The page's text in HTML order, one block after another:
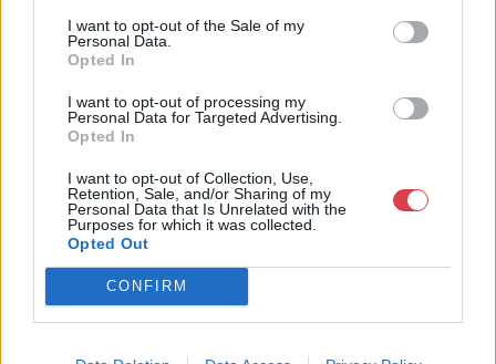
I want to opt-out of the Sale of my
Personal Data.
Opted In
I want to opt-out of processing my
Personal Data for Targeted Advertising.
Opted In
I want to opt-out of Collection, Use,
Retention, Sale, and/or Sharing of my
Personal Data that Is Unrelated with the
Purposes for which it was collected.
Opted Out
CONFIRM
GALÉRIA TOVÁBBI MŰTÁRGYAI
KAPCSOLÓDÓ MŰTÁRGYAK